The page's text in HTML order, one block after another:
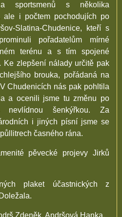
sportsmenů s několika
ale i počtem pochodujích po
Slatina-Chudenice, kteří s
pořadatelům mírné
terénu a s tím spojené
Ke zlepšení nálady určitě pak
brouka, pořádaná na
Chudenicích nás pak pohltila
a ocenili jsme tu změnu po
nevlídnou šenkýřkou. Za
i jiných písní jsme se
časného rána.
pěvecké projevy Jirků
plaket účastnických z
Zdeněk, Andršová Hanka,